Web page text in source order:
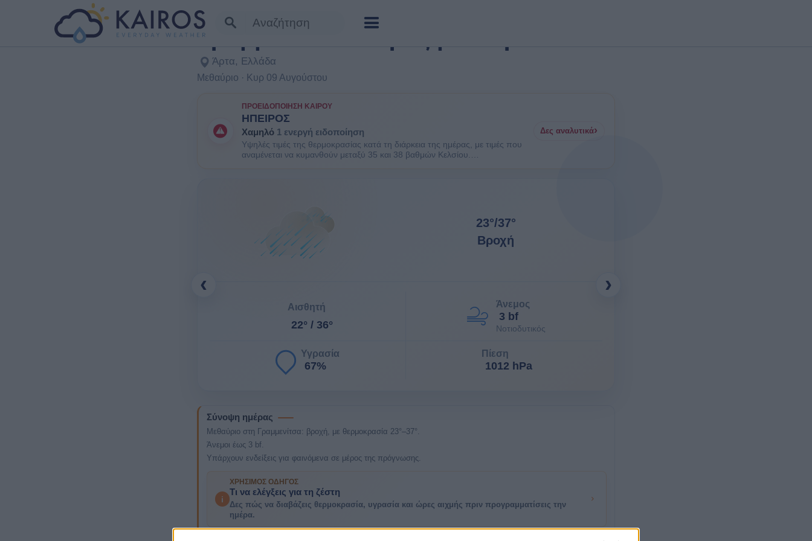
Γραμμενίτσα: καιρός μεθαύριο
Άρτα, Ελλάδα
Μεθαύριο · Κυρ 09 Αυγούστου
ΠΡΟΕΙΔΟΠΟΊΗΣΗ ΚΑΙΡΟΎ
ΗΠΕΙΡΟΣ
Χαμηλό 1 ενεργή ειδοποίηση
Υψηλές τιμές της θερμοκρασίας κατά τη διάρκεια της ημέρας, με τιμές που
αναμένεται να κυμανθούν μεταξύ 35 και 38 βαθμών Κελσίου.
Δες αναλυτικά›
‹ ›
23°/37°
Βροχή
Αισθητή
22° / 36°
Άνεμος
3 bf
Νοτιοδυτικός
Υγρασία
67%
Πίεση
1012 hPa
Σύνοψη ημέρας
Μεθαύριο στη Γραμμενίτσα: βροχή, με θερμοκρασία 23°–37°.
Άνεμοι έως 3 bf.
Υπάρχουν ενδείξεις για φαινόμενα σε μέρος της πρόγνωσης.
i
ΧΡΉΣΙΜΟΣ ΟΔΗΓΌΣ
Τι να ελέγξεις για τη ζέστη
Δες πώς να διαβάζεις θερμοκρασία, υγρασία και ώρες αιχμής πριν προγραμματίσεις την
ημέρα.